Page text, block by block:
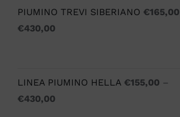
PIUMINO TREVI SIBERIANO €165,00
€430,00
LINEA PIUMINO HELLA €155,00 –
€430,00